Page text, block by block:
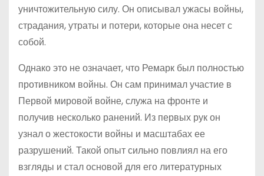
уничтожительную силу. Он описывал ужасы войны,
страдания, утраты и потери, которые она несет с
собой.
Однако это не означает, что Ремарк был полностью
противником войны. Он сам принимал участие в
Первой мировой войне, служа на фронте и
получив несколько ранений. Из первых рук он
узнал о жестокости войны и масштабах ее
разрушений. Такой опыт сильно повлиял на его
взгляды и стал основой для его литературных